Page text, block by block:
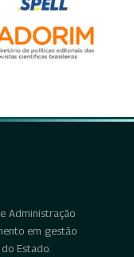
Administração
em gestão
Estado.